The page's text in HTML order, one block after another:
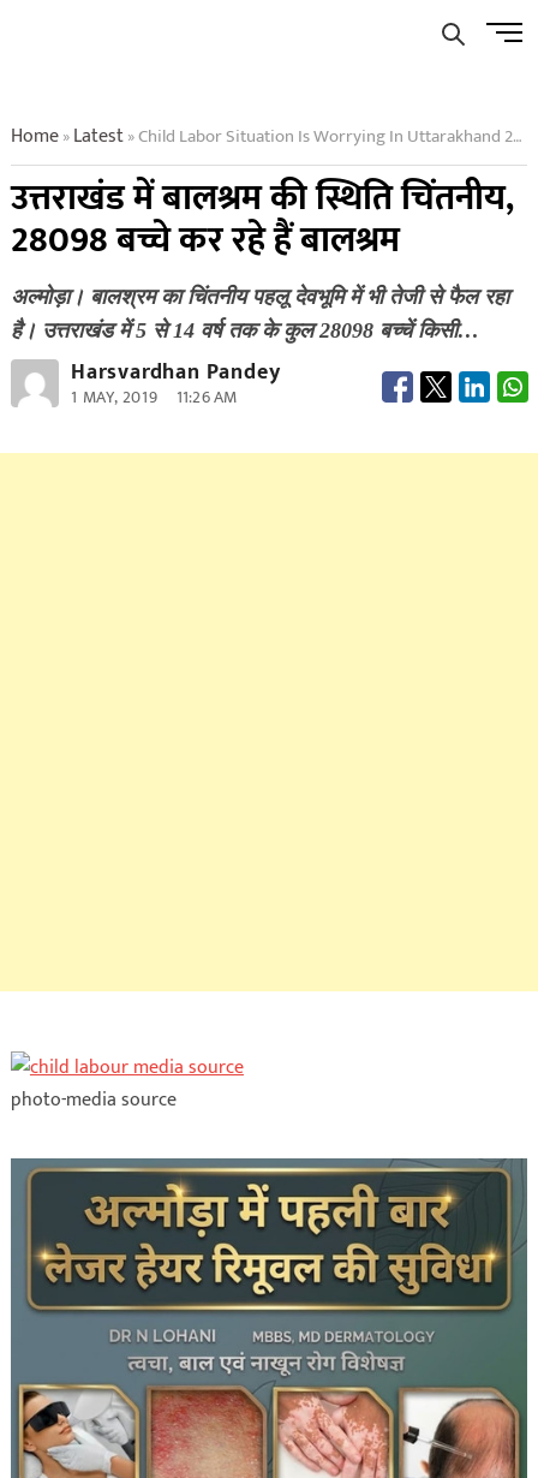
Menu
Home»Latest»Child Labor Situation Is Worrying In Uttarakhand 28098 Children Are Doing Child Labor
उत्तराखंड में बालश्रम की स्थिति चिंतनीय,
28098 बच्चे कर रहे हैं बालश्रम
अल्मोड़ा। बालश्रम का चिंतनीय पहलू देवभूमि में भी तेजी से फैल रहा
है। उत्तराखंड में 5 से 14 वर्ष तक के कुल 28098 बच्चें किसी…
Harsvardhan Pandey
1 MAY, 2019 11:26 AM
photo-media source